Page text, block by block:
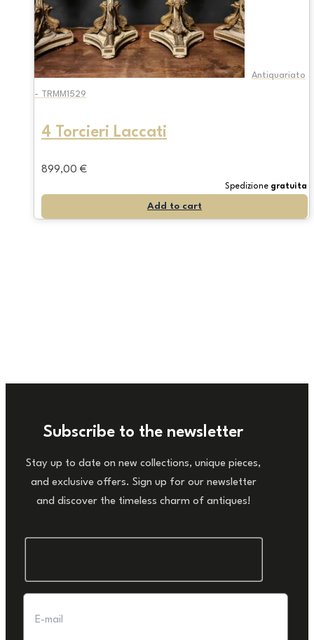
Antiquariato
- TRMM1529
4 Torcieri Laccati
899,00 €
Spedizione gratuita
Add to cart
Subscribe to the newsletter
Stay up to date on new collections, unique pieces,
and exclusive offers. Sign up for our newsletter
and discover the timeless charm of antiques!